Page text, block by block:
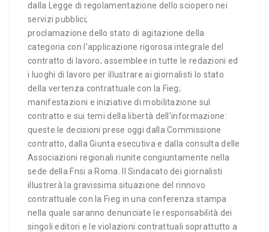
dalla Legge di regolamentazione dello sciopero nei
servizi pubblici;
proclamazione dello stato di agitazione della
categoria con l’applicazione rigorosa integrale del
contratto di lavoro; assemblee in tutte le redazioni ed
i luoghi di lavoro per illustrare ai giornalisti lo stato
della vertenza contrattuale con la Fieg;
manifestazioni e iniziative di mobilitazione sul
contratto e sui temi della libertà dell’informazione:
queste le decisioni prese oggi dalla Commissione
contratto, dalla Giunta esecutiva e dalla consulta delle
Associazioni regionali riunite congiuntamente nella
sede della Fnsi a Roma. Il Sindacato dei giornalisti
illustrerà la gravissima situazione del rinnovo
contrattuale con la Fieg in una conferenza stampa
nella quale saranno denunciate le responsabilità dei
singoli editori e le violazioni contrattuali soprattutto a